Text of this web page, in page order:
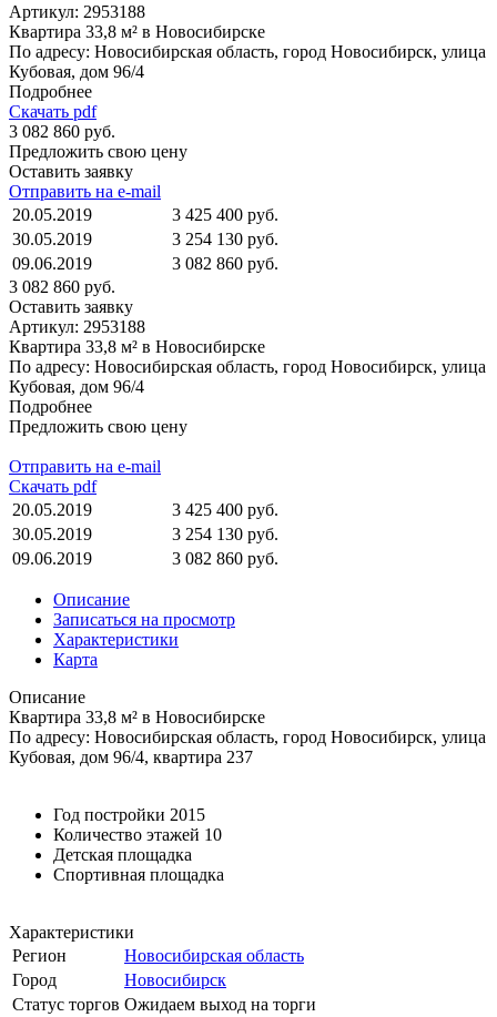
Артикул: 2953188
Квартира 33,8 м² в Новосибирске
По адресу: Новосибирская область, город Новосибирск, улица
Кубовая, дом 96/4
Подробнее
Скачать pdf
3 082 860 руб.
Предложить свою цену
Оставить заявку
Отправить на e-mail
20.05.2019
3 425 400 руб.
30.05.2019
3 254 130 руб.
09.06.2019
3 082 860 руб.
3 082 860 руб.
Оставить заявку
Артикул: 2953188
Квартира 33,8 м² в Новосибирске
По адресу: Новосибирская область, город Новосибирск, улица
Кубовая, дом 96/4
Подробнее
Предложить свою цену
Отправить на e-mail
Скачать pdf
20.05.2019
3 425 400 руб.
30.05.2019
3 254 130 руб.
09.06.2019
3 082 860 руб.
Описание
Записаться на просмотр
Характеристики
Карта
Описание
Квартира 33,8 м² в Новосибирске
По адресу: Новосибирская область, город Новосибирск, улица
Кубовая, дом 96/4, квартира 237
Год постройки 2015
Количество этажей 10
Детская площадка
Спортивная площадка
Характеристики
Регион
Новосибирская область
Город
Новосибирск
Статус торгов Ожидаем выход на торги